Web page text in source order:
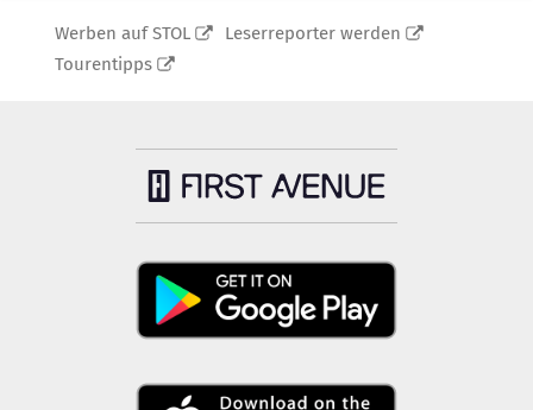
Werben auf STOL
Leserreporter werden
Tourentipps